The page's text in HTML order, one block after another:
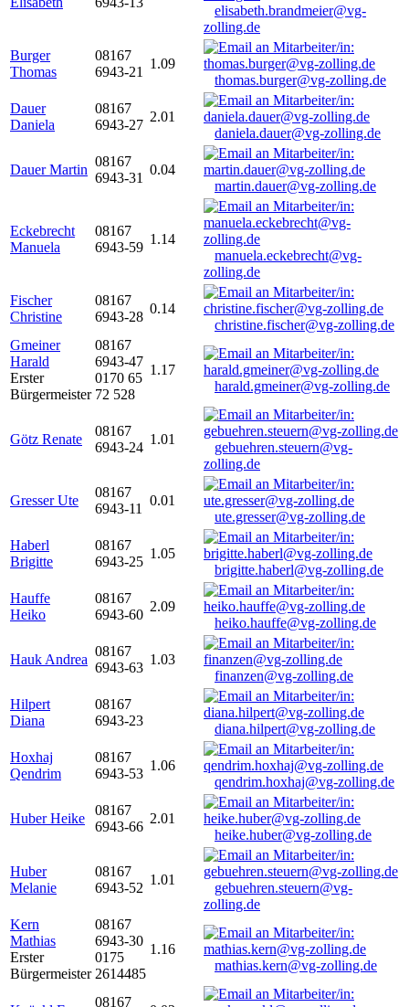
elisabeth.brandmeier@vg-
zolling.de
Burger
Thomas
08167
6943-21
1.09
thomas.burger@vg-zolling.de
Dauer
Daniela
08167
6943-27
2.01
daniela.dauer@vg-zolling.de
Dauer Martin
08167
6943-31
0.04
martin.dauer@vg-zolling.de
Eckebrecht
Manuela
08167
6943-59
1.14
manuela.eckebrecht@vg-
zolling.de
Fischer
Christine
08167
6943-28
0.14
christine.fischer@vg-zolling.de
Gmeiner
Harald
Erster
Bürgermeister
08167
6943-47
0170 65
72 528
1.17
harald.gmeiner@vg-zolling.de
Götz Renate
08167
6943-24
1.01
gebuehren.steuern@vg-
zolling.de
Gresser Ute
08167
6943-11
0.01
ute.gresser@vg-zolling.de
Haberl
Brigitte
08167
6943-25
1.05
brigitte.haberl@vg-zolling.de
Hauffe
Heiko
08167
6943-60
2.09
heiko.hauffe@vg-zolling.de
Hauk Andrea
08167
6943-63
1.03
finanzen@vg-zolling.de
Hilpert
Diana
08167
6943-23
diana.hilpert@vg-zolling.de
Hoxhaj
Qendrim
08167
6943-53
1.06
qendrim.hoxhaj@vg-zolling.de
Huber Heike
08167
6943-66
2.01
heike.huber@vg-zolling.de
Huber
Melanie
08167
6943-52
1.01
gebuehren.steuern@vg-
zolling.de
Kern
Mathias
Erster
Bürgermeister
08167
6943-30
0175
2614485
1.16
mathias.kern@vg-zolling.de
08167